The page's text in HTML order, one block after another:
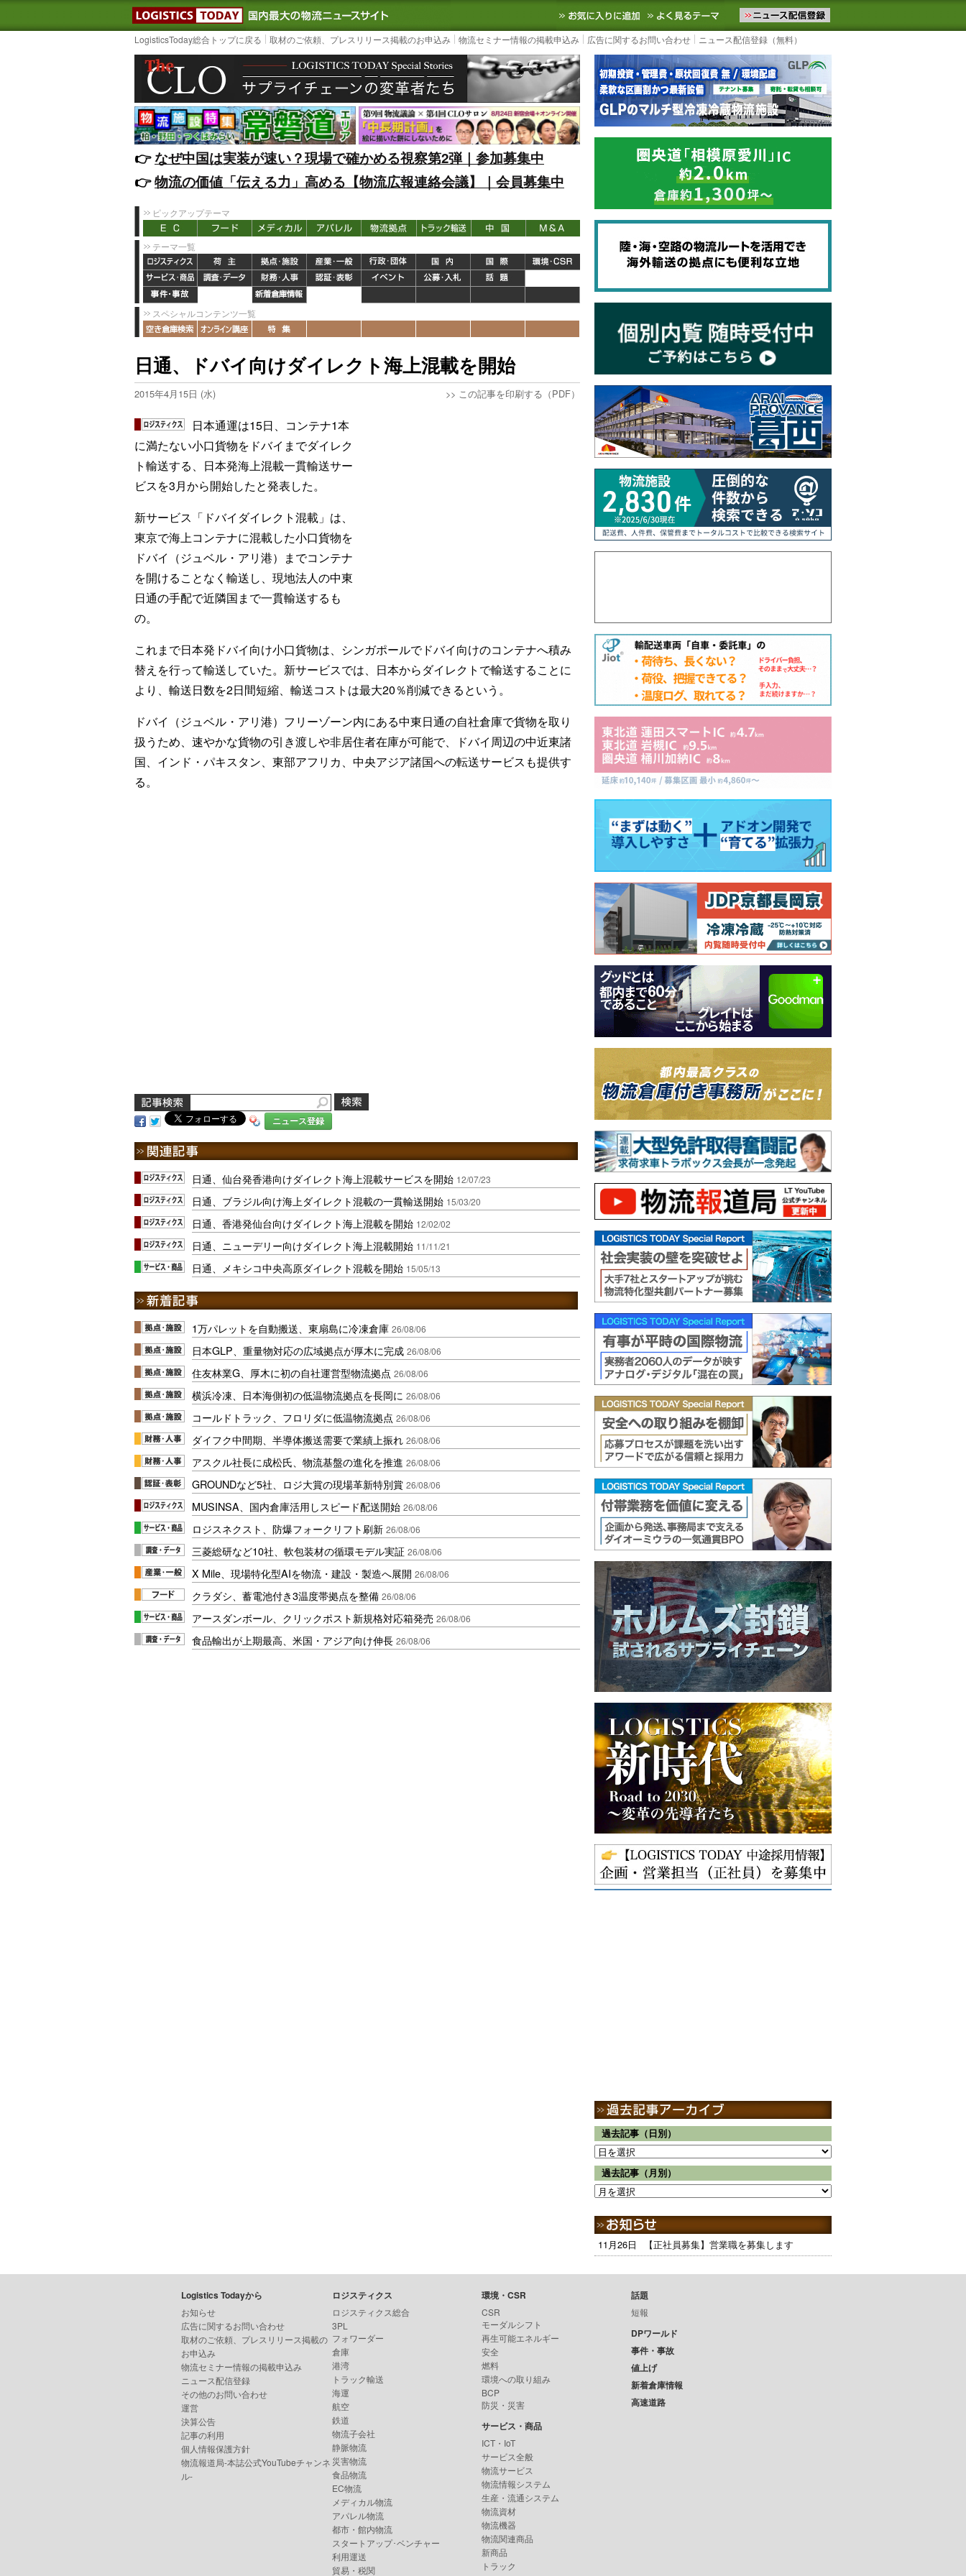
LOGISTICS TODAY｜国内最大の物流ニュースサイト3PL, SCMなど国内外の最新の物流ニュースをお届けします。物流ニュースメール配信を登録す
お気に入りに追加 よく見るテーマ
LogisticsToday総合トップに戻る 取材のご依頼、プレスリリース掲載のお申込み 物流セミナー情報の掲載申込み 広告に関するお問い合わせ ニュース配信登録（無料）
👉️なぜ中国は実装が速い？現場で確かめる視察第2弾｜参加募集中
👉️物流の価値「伝える力」高める【物流広報連絡会議】｜会員募集中
ピックアップテーマ
テーマ一覧
スペシャルコンテンツ一覧
日通、ドバイ向けダイレクト海上混載を開始
2015年4月15日 (水) >> この記事を印刷する（PDF）
日本通運は15日、コンテナ1本
に満たない小口貨物をドバイまでダイレク
ト輸送する、日本発海上混載一貫輸送サー
ビスを3月から開始したと発表した。
新サービス「ドバイダイレクト混載」は、
東京で海上コンテナに混載した小口貨物を
ドバイ（ジュベル・アリ港）までコンテナ
を開けることなく輸送し、現地法人の中東
日通の手配で近隣国まで一貫輸送するも
の。
これまで日本発ドバイ向け小口貨物は、シンガポールでドバイ向けのコンテナへ積み
替えを行って輸送していた。新サービスでは、日本からダイレクトで輸送することに
より、輸送日数を2日間短縮、輸送コストは最大20％削減できるという。
ドバイ（ジュベル・アリ港）フリーゾーン内にある中東日通の自社倉庫で貨物を取り
扱うため、速やかな貨物の引き渡しや非居住者在庫が可能で、ドバイ周辺の中近東諸
国、インド・パキスタン、東部アフリカ、中央アジア諸国への転送サービスも提供す
る。
ニュース登録
日通、仙台発香港向けダイレクト海上混載サービスを開始 12/07/23
日通、ブラジル向け海上ダイレクト混載の一貫輸送開始 15/03/20
日通、香港発仙台向けダイレクト海上混載を開始 12/02/02
日通、ニューデリー向けダイレクト海上混載開始 11/11/21
日通、メキシコ中央高原ダイレクト混載を開始 15/05/13
1万パレットを自動搬送、東扇島に冷凍倉庫 26/08/06
日本GLP、重量物対応の広域拠点が厚木に完成 26/08/06
住友林業G、厚木に初の自社運営型物流拠点 26/08/06
横浜冷凍、日本海側初の低温物流拠点を長岡に 26/08/06
コールドトラック、フロリダに低温物流拠点 26/08/06
ダイフク中間期、半導体搬送需要で業績上振れ 26/08/06
アスクル社長に成松氏、物流基盤の進化を推進 26/08/06
GROUNDなど5社、ロジ大賞の現場革新特別賞 26/08/06
MUSINSA、国内倉庫活用しスピード配送開始 26/08/06
ロジスネクスト、防爆フォークリフト刷新 26/08/06
三菱総研など10社、軟包装材の循環モデル実証 26/08/06
X Mile、現場特化型AIを物流・建設・製造へ展開 26/08/06
クラダシ、蓄電池付き3温度帯拠点を整備 26/08/06
アースダンボール、クリックポスト新規格対応箱発売 26/08/06
食品輸出が上期最高、米国・アジア向け伸長 26/08/06
過去記事（日別）
過去記事（月別）
11月26日 【正社員募集】営業職を募集します
Logistics Todayから
お知らせ
広告に関するお問い合わせ
取材のご依頼、プレスリリース掲載の
お申込み
物流セミナー情報の掲載申込み
ニュース配信登録
その他のお問い合わせ
運営
決算公告
記事の利用
個人情報保護方針
物流報道局-本誌公式YouTubeチャンネ
ル-
ロジスティクス
ロジスティクス総合
3PL
フォワーダー
倉庫
港湾
トラック輸送
海運
航空
鉄道
物流子会社
静脈物流
災害物流
食品物流
EC物流
メディカル物流
アパレル物流
都市・館内物流
スタートアップ･ベンチャー
利用運送
貿易・税関
環境・CSR
CSR
モーダルシフト
再生可能エネルギー
安全
燃料
環境への取り組み
BCP
防災・災害
サービス・商品
ICT・IoT
サービス全般
物流サービス
物流情報システム
生産・流通システム
物流資材
物流機器
物流関連商品
新商品
トラック
話題
短報
DPワールド
事件・事故
値上げ
新着倉庫情報
高速道路